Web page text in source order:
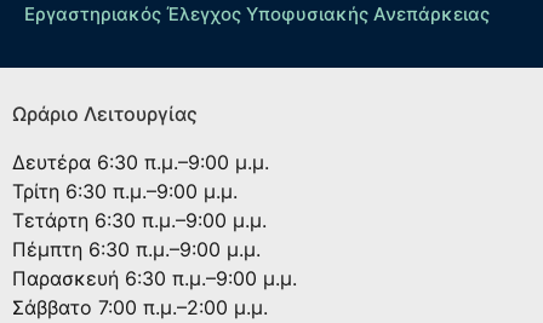
Εργαστηριακός Έλεγχος Υποφυσιακής Ανεπάρκειας
Ωράριο Λειτουργίας
Δευτέρα 6:30 π.μ.–9:00 μ.μ.
Τρίτη 6:30 π.μ.–9:00 μ.μ.
Τετάρτη 6:30 π.μ.–9:00 μ.μ.
Πέμπτη 6:30 π.μ.–9:00 μ.μ.
Παρασκευή 6:30 π.μ.–9:00 μ.μ.
Σάββατο 7:00 π.μ.–2:00 μ.μ.